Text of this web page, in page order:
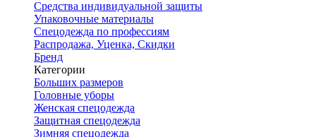
Средства индивидуальной защиты
Упаковочные материалы
Спецодежда по профессиям
Распродажа, Уценка, Скидки
Бренд
Категории
Больших размеров
Головные уборы
Женская спецодежда
Защитная спецодежда
Зимняя спецодежда